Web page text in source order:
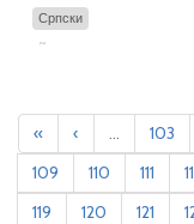
Српски
« ‹ ... 103
109
110 111
119
120 121